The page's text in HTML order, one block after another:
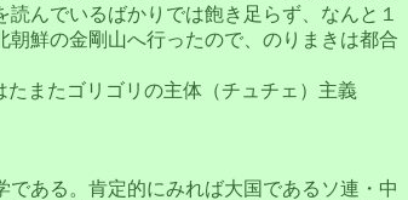
んでいるばかりでは飽き足らず、なんと１
鮮の金剛山へ行ったので、のりまきは都合
またゴリゴリの主体（チュチェ）主義
ある。肯定的にみれば大国であるソ連・中